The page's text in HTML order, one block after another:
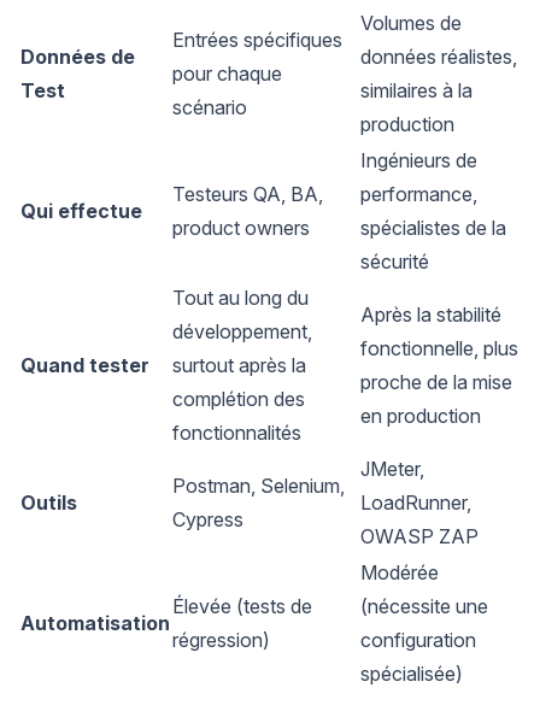
Données de
Test
Entrées spécifiques
pour chaque
scénario
Volumes de
données réalistes,
similaires à la
production
Qui effectue
Testeurs QA, BA,
product owners
Ingénieurs de
performance,
spécialistes de la
sécurité
Quand tester
Tout au long du
développement,
surtout après la
complétion des
fonctionnalités
Après la stabilité
fonctionnelle, plus
proche de la mise
en production
Outils
Postman, Selenium,
Cypress
JMeter,
LoadRunner,
OWASP ZAP
Automatisation
Élevée (tests de
régression)
Modérée
(nécessite une
configuration
spécialisée)